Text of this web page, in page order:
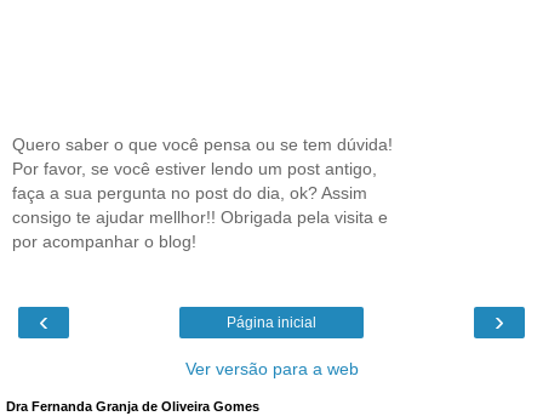
Quero saber o que você pensa ou se tem dúvida!
Por favor, se você estiver lendo um post antigo,
faça a sua pergunta no post do dia, ok? Assim
consigo te ajudar mellhor!! Obrigada pela visita e
por acompanhar o blog!
‹ ›
Página inicial
Ver versão para a web
Dra Fernanda Granja de Oliveira Gomes